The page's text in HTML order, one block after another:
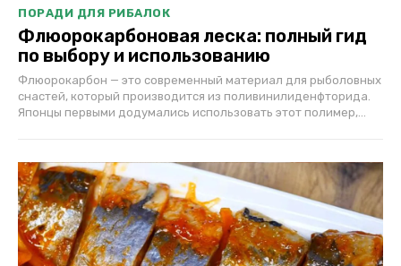
ПОРАДИ ДЛЯ РИБАЛОК
Флюорокарбоновая леска: полный гид
по выбору и использованию
Флюорокарбон — это современный материал для рыболовных
снастей, который производится из поливинилиденфторида.
Японцы первыми додумались использовать этот полимер,...